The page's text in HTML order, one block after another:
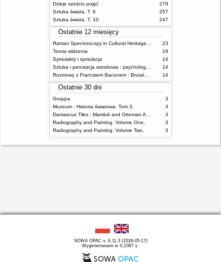
Dzieje sześciu pojęć
279
Sztuka świata. T. 6
257
Sztuka świata. T. 10
247
Ostatnie 12 miesięcy
23
Teoria widzenia
19
Symulakry i symulacja
14
14
14
Ostatnie 30 dni
Gruppa
3
Muzeum : Historia światowa. Tom 3,
3
3
Radiography and Painting. Volume One,
3
Radiography and Painting. Volume Two,
3
SOWA OPAC v. 6.11.3 (2026-05-17)
Wygenerowano w 0,2387 s.